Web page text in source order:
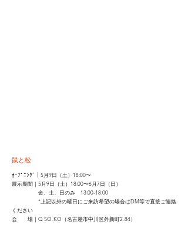
​鼠と松
ｵｰﾌﾟﾆﾝｸﾞ｜5月9日（土）18:00〜
展示期間｜5月9日（土）18:00〜6月7日（日）
金、土、日のみ 13:00-18:00
*上記以外の曜日にご来訪希望の場合はDM等で直接ご連絡
ください
会 場｜Q SO-KO（名古屋市中川区外新町2-84）